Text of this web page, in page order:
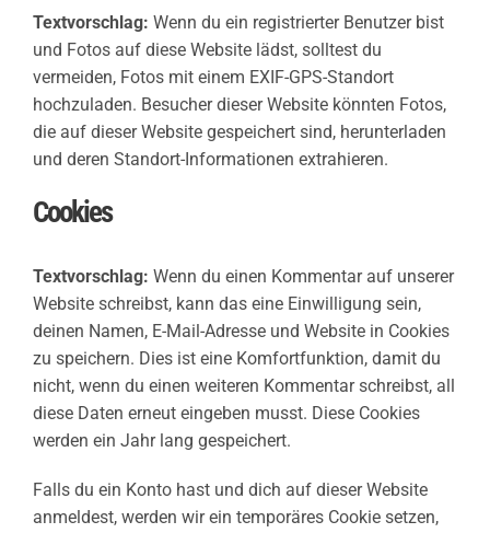
Textvorschlag: Wenn du ein registrierter Benutzer bist
und Fotos auf diese Website lädst, solltest du
vermeiden, Fotos mit einem EXIF-GPS-Standort
hochzuladen. Besucher dieser Website könnten Fotos,
die auf dieser Website gespeichert sind, herunterladen
und deren Standort-Informationen extrahieren.
Cookies
Textvorschlag: Wenn du einen Kommentar auf unserer
Website schreibst, kann das eine Einwilligung sein,
deinen Namen, E-Mail-Adresse und Website in Cookies
zu speichern. Dies ist eine Komfortfunktion, damit du
nicht, wenn du einen weiteren Kommentar schreibst, all
diese Daten erneut eingeben musst. Diese Cookies
werden ein Jahr lang gespeichert.
Falls du ein Konto hast und dich auf dieser Website
anmeldest, werden wir ein temporäres Cookie setzen,